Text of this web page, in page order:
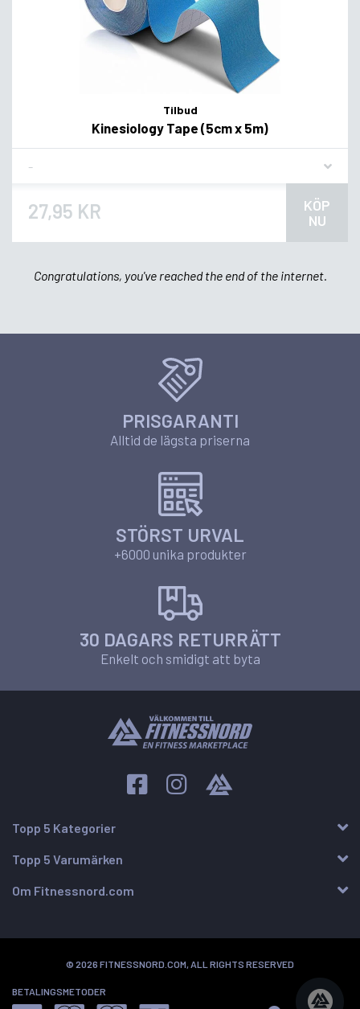
Tilbud
Kinesiology Tape (5cm x 5m)
27,95 KR
KÖP
NU
Congratulations, you've reached the end of the internet.
PRISGARANTI
Alltid de lägsta priserna
STÖRST URVAL
+6000 unika produkter
30 DAGARS RETURRÄTT
Enkelt och smidigt att byta
Topp 5 Kategorier
Topp 5 Varumärken
Om Fitnessnord.com
© 2026 FITNESSNORD.COM, ALL RIGHTS RESERVED
BETALINGSMETODER